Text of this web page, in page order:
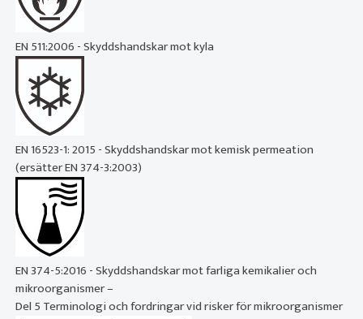
EN 511:2006 - Skyddshandskar mot kyla
EN 16523-1: 2015 - Skyddshandskar mot kemisk permeation
(ersätter EN 374-3:2003)
EN 374-5:2016 - Skyddshandskar mot farliga kemikalier och
mikroorganismer –
Del 5 Terminologi och fordringar vid risker för mikroorganismer